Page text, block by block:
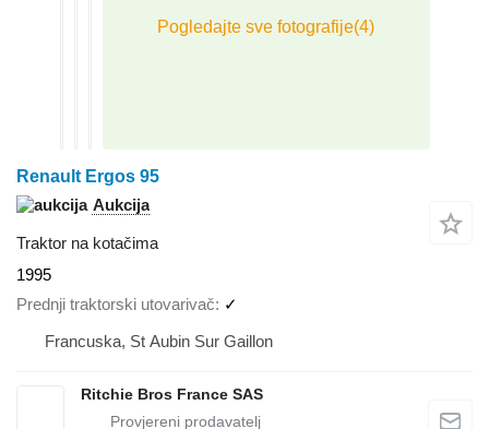
Renault Ergos 95
Aukcija
Traktor na kotačima
1995
Prednji traktorski utovarivač
✓
Francuska, St Aubin Sur Gaillon
Ritchie Bros France SAS